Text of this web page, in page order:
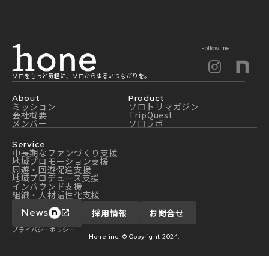
ソロをもっと気軽に、ソロからゆるいつながりを。
Follow me !
About
ミッション
会社概要
メンバー
Product
ソロトリマガジン
TripQuest
ソロラボ
Service
中長期なファンづくり支援
地域プロモーション支援
周遊・回遊促進支援
地域プロデュース支援
インバウンド支援
組織・人材活性化支援
News launch 採用情報 お問合せ
プライバシーポリシー
Hone inc. © Copyright 2024.